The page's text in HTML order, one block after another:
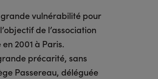
vulnérabilité pour
de l’association
2001 à Paris.
précarité, sans
Passereau, déléguée